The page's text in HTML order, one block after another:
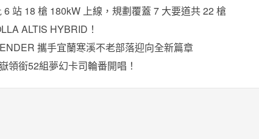
站 18 槍 180kW 上線，規劃覆蓋 7 大要道共 22 槍
ALTIS HYBRID！
攜手宜蘭寒溪不老部落迎向全新篇章
領銜52組夢幻卡司輪番開唱！